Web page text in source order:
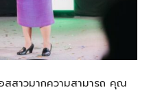
สาวมากความสามารถ คุณ